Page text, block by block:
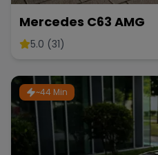
Mercedes C63 AMG
5.0 (31)
~44 Min